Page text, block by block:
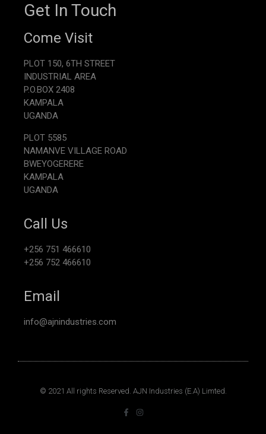
Get In Touch
Come Visit
PLOT 150, 6TH STREET
INDUSTRIAL AREA
P.O.BOX 2408
KAMPALA
UGANDA
PLOT 5585
NAMANVE VILLAGE ROAD
BWEYOGERERE
KAMPALA
UGANDA
Call Us
+256 751 466610
+256 752 466610
Email
info@ajnindustries.com
© 2021 All rights Reserved. AJN Industries (E.A) Limted.